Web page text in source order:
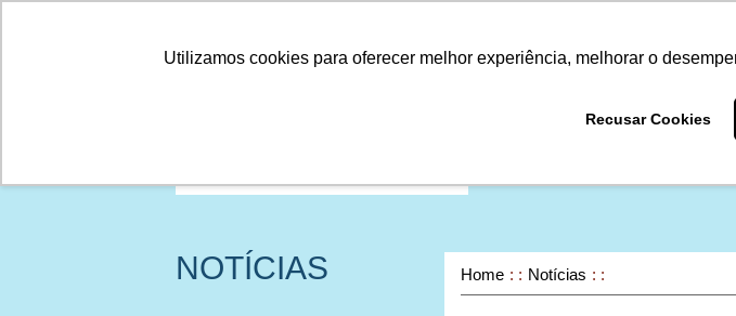
Utilizamos cookies para oferecer melhor experiência, melhorar o
Recusar Cookies
NOTÍCIAS Home Notícias